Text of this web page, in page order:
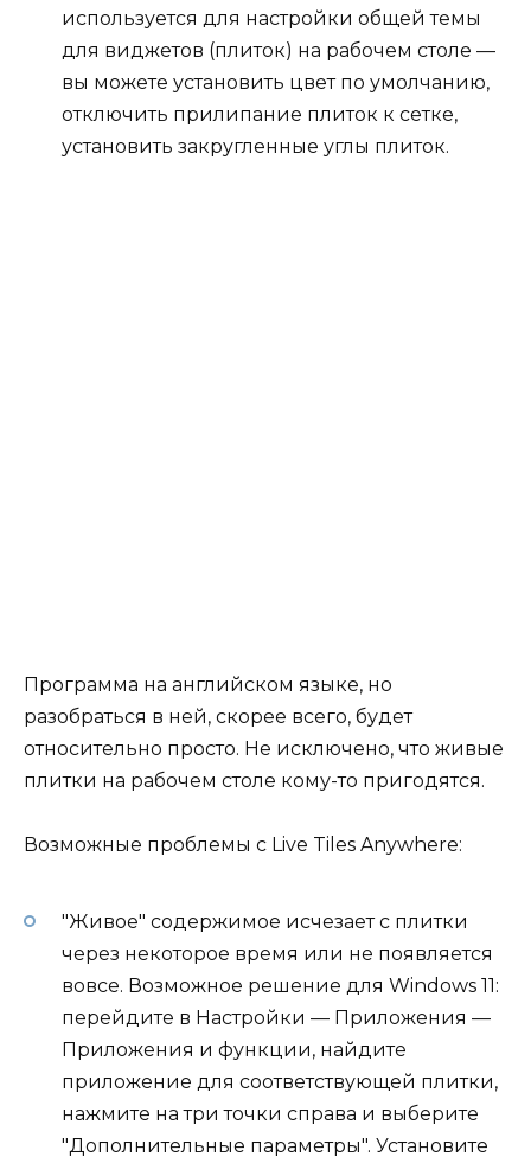
используется для настройки общей темы
для виджетов (плиток) на рабочем столе —
вы можете установить цвет по умолчанию,
отключить прилипание плиток к сетке,
установить закругленные углы плиток.
Программа на английском языке, но
разобраться в ней, скорее всего, будет
относительно просто. Не исключено, что живые
плитки на рабочем столе кому-то пригодятся.
Возможные проблемы с Live Tiles Anywhere:
"Живое" содержимое исчезает с плитки
через некоторое время или не появляется
вовсе. Возможное решение для Windows 11:
перейдите в Настройки — Приложения —
Приложения и функции, найдите
приложение для соответствующей плитки,
нажмите на три точки справа и выберите
"Дополнительные параметры". Установите